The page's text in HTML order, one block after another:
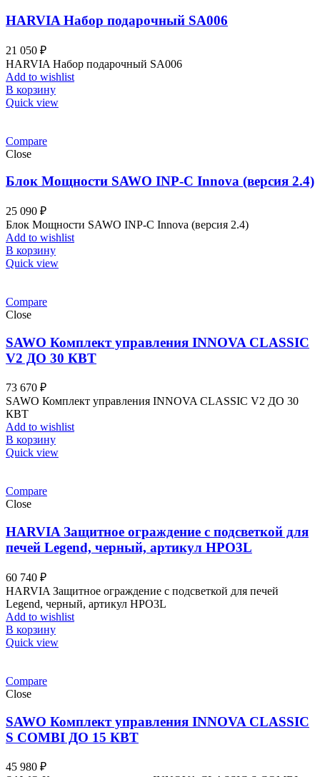
HARVIA Набор подарочный SA006
21 050 ₽
HARVIA Набор подарочный SA006
Add to wishlist
В корзину
Quick view
Compare
Close
Блок Мощности SAWO INP-C Innova (версия 2.4)
25 090 ₽
Блок Мощности SAWO INP-C Innova (версия 2.4)
Add to wishlist
В корзину
Quick view
Compare
Close
SAWO Комплект управления INNOVA CLASSIC
V2 ДО 30 КВТ
73 670 ₽
SAWO Комплект управления INNOVA CLASSIC V2 ДО 30
КВТ
Add to wishlist
В корзину
Quick view
Compare
Close
HARVIA Защитное ограждение с подсветкой для
печей Legend, черный, артикул HPO3L
60 740 ₽
HARVIA Защитное ограждение с подсветкой для печей
Legend, черный, артикул HPO3L
Add to wishlist
В корзину
Quick view
Compare
Close
SAWO Комплект управления INNOVA CLASSIC
S COMBI ДО 15 КВТ
45 980 ₽